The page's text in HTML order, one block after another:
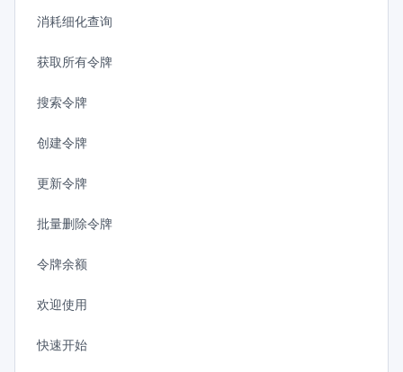
消耗细化查询
获取所有令牌
搜索令牌
创建令牌
更新令牌
批量删除令牌
令牌余额
欢迎使用
快速开始